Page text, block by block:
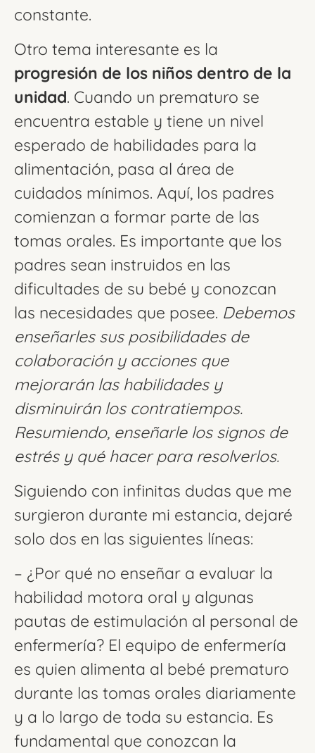
constante.
Otro tema interesante es la
progresión de los niños dentro de la
unidad. Cuando un prematuro se
encuentra estable y tiene un nivel
esperado de habilidades para la
alimentación, pasa al área de
cuidados mínimos. Aquí, los padres
comienzan a formar parte de las
tomas orales. Es importante que los
padres sean instruidos en las
dificultades de su bebé y conozcan
las necesidades que posee. Debemos
enseñarles sus posibilidades de
colaboración y acciones que
mejorarán las habilidades y
disminuirán los contratiempos.
Resumiendo, enseñarle los signos de
estrés y qué hacer para resolverlos.
Siguiendo con infinitas dudas que me
surgieron durante mi estancia, dejaré
solo dos en las siguientes líneas:
– ¿Por qué no enseñar a evaluar la
habilidad motora oral y algunas
pautas de estimulación al personal de
enfermería? El equipo de enfermería
es quien alimenta al bebé prematuro
durante las tomas orales diariamente
y a lo largo de toda su estancia. Es
fundamental que conozcan la